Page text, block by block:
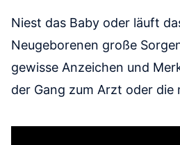
Niest das Baby oder läuft
Neugeborenen große
gewisse Anzeichen und
der Gang zum Arzt oder